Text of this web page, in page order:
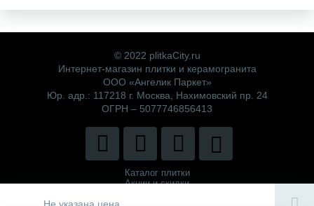
Не указана цена
© 2022 plitkaCity.ru
Интернет-магазин плитки и керамогранита
ООО «Ангелик Паркет»
Юр. адр.: 117218 г. Москва, Нахимовский пр. 24
ОГРН – 5077746856413
Каталог плитки
Акции и скидки